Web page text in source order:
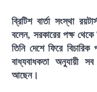
ব্রিটিশ বার্তা সংস্থা
বলেন, সরকারের পক্ষ থেকে
তিনি দেশে ফিরে
বাধ্যবাধকতা অনুযায়ী
আছেন।